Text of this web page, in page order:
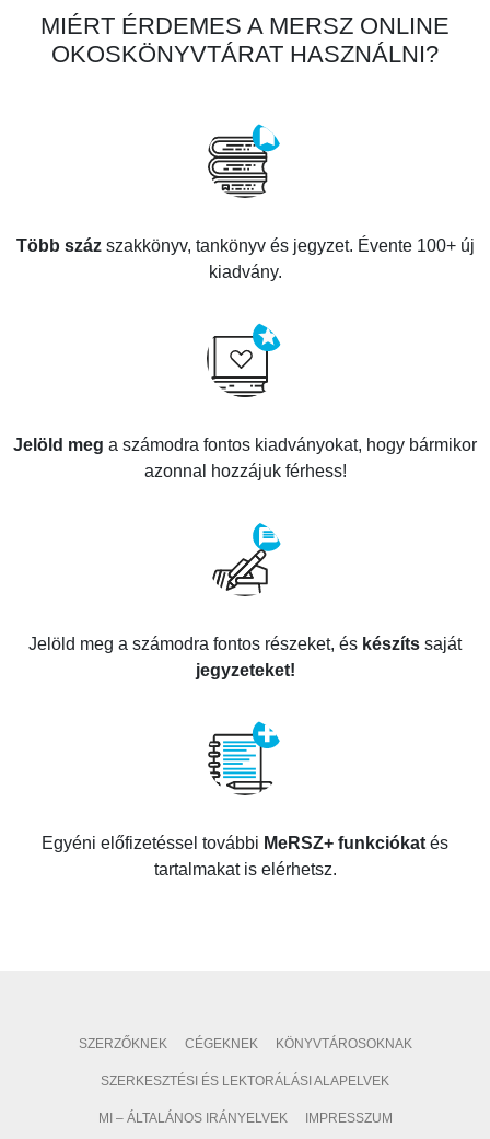
MIÉRT ÉRDEMES A MERSZ ONLINE
OKOSKÖNYVTÁRAT HASZNÁLNI?
Több százszakkönyv, tankönyv és jegyzet. Évente 100+ új
kiadvány.
Jelöld meg a számodra fontos kiadványokat, hogy bármikor
azonnal hozzájuk férhess!
Jelöld meg a számodra fontos részeket, és készíts saját
jegyzeteket!
Egyéni előfizetéssel további MeRSZ+ funkciókat és
tartalmakat is elérhetsz.
SZERZŐKNEK CÉGEKNEK KÖNYVTÁROSOKNAK
SZERKESZTÉSI ÉS LEKTORÁLÁSI ALAPELVEK
MI – ÁLTALÁNOS IRÁNYELVEK IMPRESSZUM